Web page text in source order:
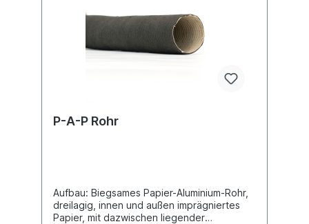
Technische Informationen /
REACHTemperaturbereich-70°C bis
280°CKonstruktionSilikonschlauch1. in der
gewebeverstärktes Band; Wandung: Silikon
beschichtetes Glasgewebe3. Kordel als
P-A-P Rohr
Aufbau: Biegsames Papier-Aluminium-Rohr,
dreilagig, innen und außen imprägniertes
Papier, mit dazwischen liegender